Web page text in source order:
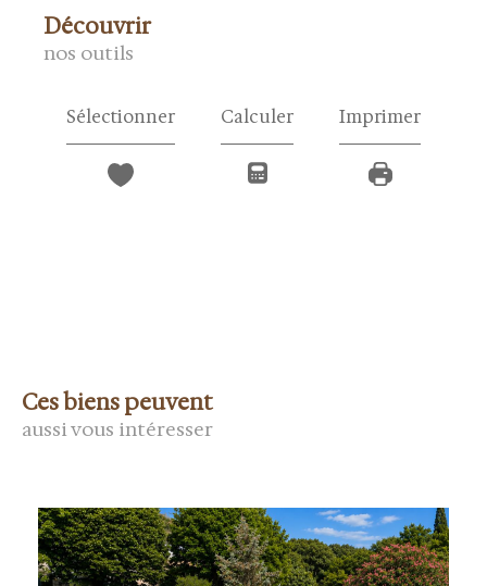
découvrir
nos outils
Sélectionner Calculer Imprimer
Ces biens peuvent
aussi vous intéresser